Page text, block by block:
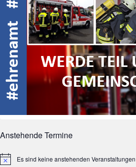
Anstehende Termine
HinweisEs sind keine anstehenden